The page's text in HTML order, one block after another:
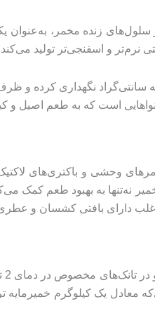
نرم‌تر و اسفنجی‌تر تولید
کیفیت و عملکرد این محصول، باید آن را
است که به طعم اصیل
وحشی و باکتری‌های
نه‌تنها به بهبود طعم کمک
اغلب دارای بافتی کشسان و